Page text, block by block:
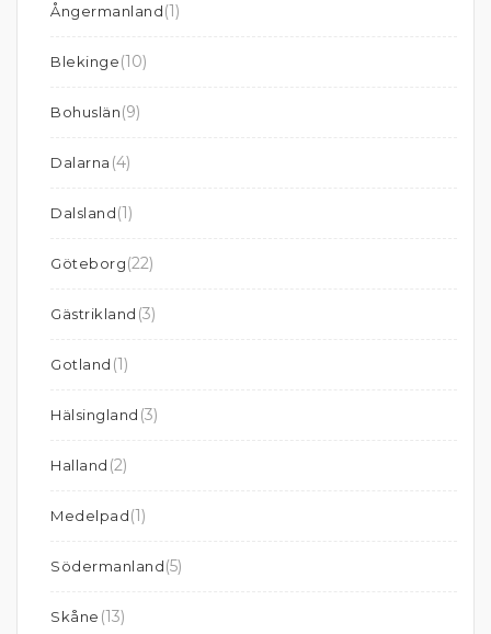
Ångermanland(1)
Blekinge(10)
Bohuslän(9)
Dalarna (4)
Dalsland(1)
Göteborg(22)
Gästrikland (3)
Gotland (1)
Hälsingland (3)
Halland (2)
Medelpad(1)
Södermanland(5)
Skåne (13)